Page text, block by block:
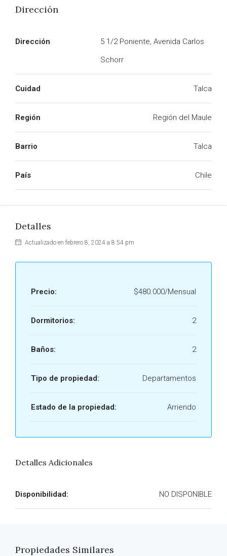
Dirección
Dirección
5 1/2 Poniente, Avenida Carlos
Schorr
Cuidad Talca
Región Región del Maule
Barrio Talca
País Chile
Detalles
Actualizado en febrero 8, 2024 a 8:54 pm
Precio: $480.000/Mensual
Dormitorios: 2
Baños: 2
Tipo de propiedad: Departamentos
Estado de la propiedad: Arriendo
Detalles Adicionales
Disponibilidad: NO DISPONIBLE
Propiedades Similares